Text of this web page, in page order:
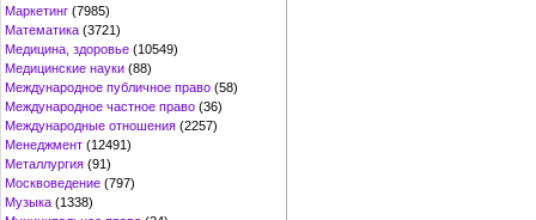
Маркетинг (7985)
Математика (3721)
Медицина, здоровье (10549)
Медицинские науки (88)
Международное публичное право (58)
Международное частное право (36)
Международные отношения (2257)
Менеджмент (12491)
Металлургия (91)
Москвоведение (797)
Музыка (1338)